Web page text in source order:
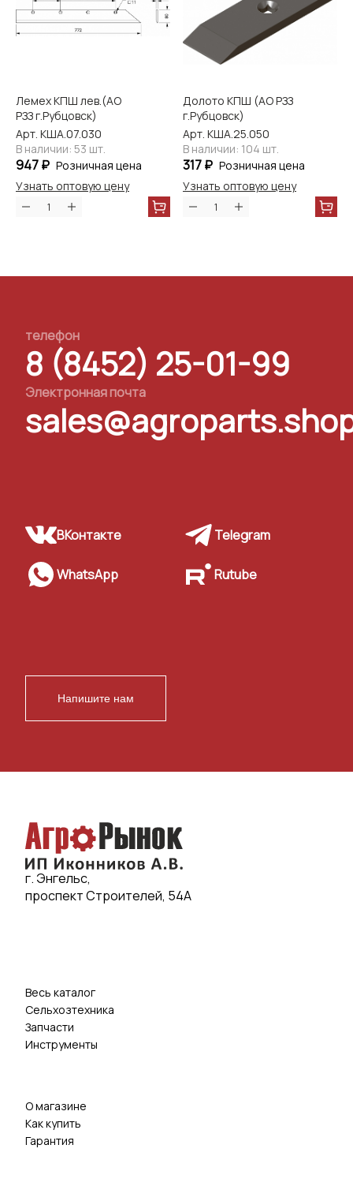
Лемех КПШ лев.(АО
РЗЗ г.Рубцовск)
Арт. КША.07.030
В наличии: 53 шт.
947 ₽ Розничная цена
Узнать оптовую цену
Долото КПШ (АО РЗЗ
г.Рубцовск)
Арт. КША.25.050
В наличии: 104 шт.
317 ₽ Розничная цена
Узнать оптовую цену
телефон
8 (8452) 25-01-99
Электронная почта
ВКонтакте Telegram
WhatsApp Rutube
Напишите нам
г. Энгельс,
проспект Строителей, 54А
Весь каталог
Сельхозтехника
Запчасти
Инструменты
О магазине
Как купить
Гарантия